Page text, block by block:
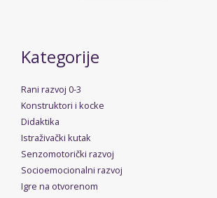
Kategorije
Rani razvoj 0-3
Konstruktori i kocke
Didaktika
Istraživački kutak
Senzomotorički razvoj
Socioemocionalni razvoj
Igre na otvorenom